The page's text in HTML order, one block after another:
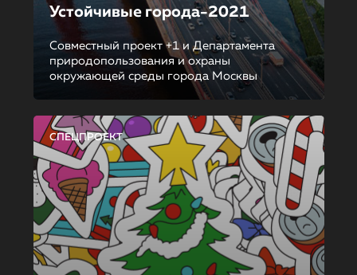
Устойчивые города-2021
Совместный проект +1 и Департамента
природопользования и охраны
окружающей среды города Москвы
СПЕЦПРОЕКТ